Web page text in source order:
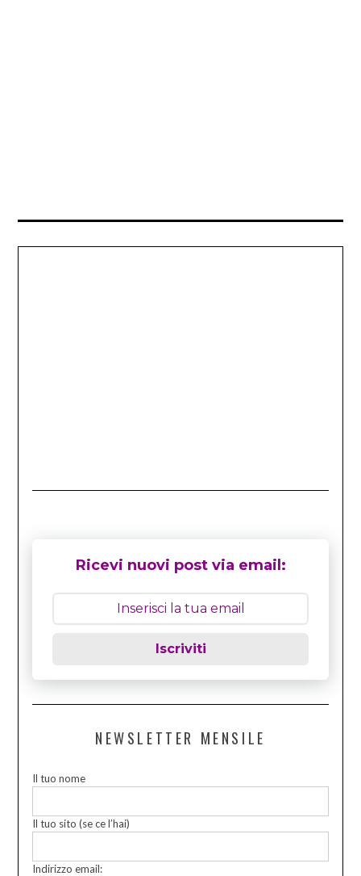
Ricevi nuovi post via email:
Iscriviti
NEWSLETTER MENSILE
Il tuo nome
Il tuo sito (se ce l’hai)
Indirizzo email: